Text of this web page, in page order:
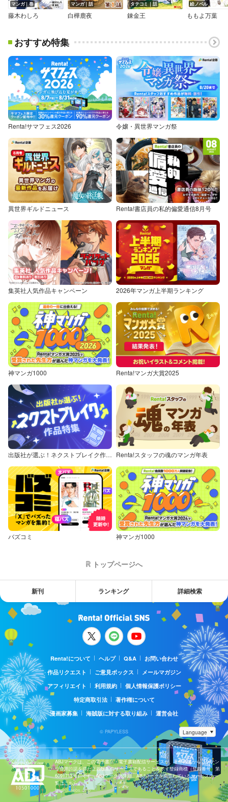
マンガ｜巻
藤木わしろ
マンガ｜話
白樺鹿夜
タテコミ｜話
錬金王
絵ノベル
ももよ万葉
おすすめ特集
Renta!サマフェス2026 令嬢・異世界マンガ祭
異世界ギルドニュース Renta!書店員の私的偏愛通信8月号
集英社人気作品キャンペーン 2026年マンガ上半期ランキング
神マンガ1000 Renta!マンガ大賞2025
出版社が選ぶ！ネクストブレイク作品特集 Renta!スタッフの魂のマンガ年表
バズコミ 神マンガ1000
トップページへ
新刊 ランキング 詳細検索
Renta!について ヘルプ Q&A
お問い合わせ
作品リクエスト
ご意見ボックス
メールマガジン
アフィリエイト
利用規約
個人情報保護ポリシー
特定商取引法
著作権について
漫画家募集
海賊版に対する取り組み 運営会社
© PAPYLESS
ABJマークは、この電子書店・電子書籍配信サービスが、著作権者からコンテン
ツ使用許諾を得た正規版配信サービスであることを示す登録商標（登録番号 第
6091713号）です。ABJマークの詳細、ABJマークを掲示しているサービスの一
覧はこちら。
https://aebs.or.jp